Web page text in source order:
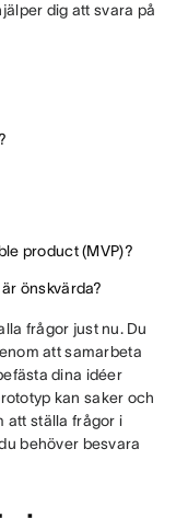
dig att svara på
product (MVP)?
önskvärda?
frågor just nu. Du
att samarbeta
dina idéer
kan saker och
att ställa frågor i
behöver besvara